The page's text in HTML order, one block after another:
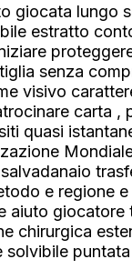
giocata lungo
estratto
senza
visivo
carta
quasi
e regione
aiuto giocatore
chirurgica
solvibile